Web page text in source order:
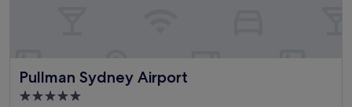
Pullman Sydney Airport
Pullman Sydney Airport
5.0-